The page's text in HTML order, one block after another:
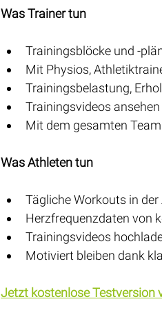
Was Trainer tun
Trainingsblöcke und -
Mit Physios,
Trainingsbelastung,
Trainingsvideos
Mit dem gesamten
Was Athleten tun
Tägliche Workouts in
Herzfrequenzdaten von
Trainingsvideos
Motiviert bleiben dank
Jetzt kostenlose Testversion